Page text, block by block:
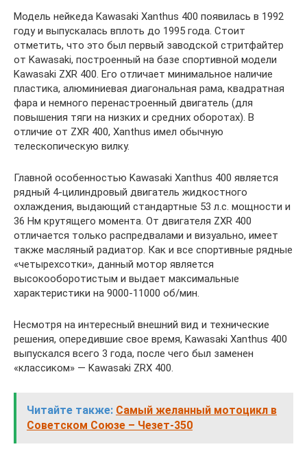
Модель нейкеда Kawasaki Xanthus 400 появилась в 1992
году и выпускалась вплоть до 1995 года. Стоит
отметить, что это был первый заводской стритфайтер
от Kawasaki, построенный на базе спортивной модели
Kawasaki ZXR 400. Его отличает минимальное наличие
пластика, алюминиевая диагональная рама, квадратная
фара и немного перенастроенный двигатель (для
повышения тяги на низких и средних оборотах). В
отличие от ZXR 400, Xanthus имел обычную
телескопическую вилку.
Главной особенностью Kawasaki Xanthus 400 является
рядный 4-цилиндровый двигатель жидкостного
охлаждения, выдающий стандартные 53 л.с. мощности и
36 Нм крутящего момента. От двигателя ZXR 400
отличается только распредвалами и визуально, имеет
также масляный радиатор. Как и все спортивные рядные
«четырехсотки», данный мотор является
высокооборотистым и выдает максимальные
характеристики на 9000-11000 об/мин.
Несмотря на интересный внешний вид и технические
решения, опередившие свое время, Kawasaki Xanthus 400
выпускался всего 3 года, после чего был заменен
«классиком» — Kawasaki ZRX 400.
Читайте также: Самый желанный мотоцикл в
Советском Союзе – Чезет-350